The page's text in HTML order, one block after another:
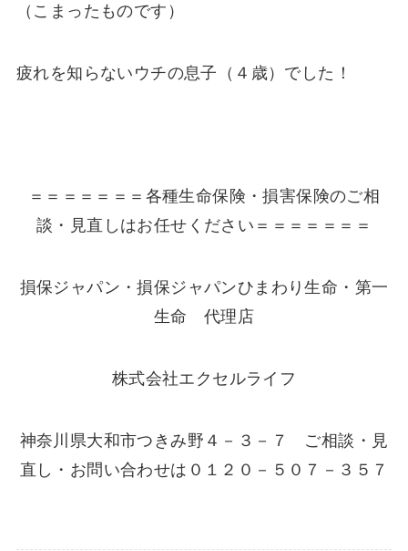
（こまったものです）
疲れを知らないウチの息子（４歳）でした！
＝＝＝＝＝＝＝各種生命保険・損害保険のご相
談・見直しはお任せください＝＝＝＝＝＝＝
損保ジャパン・損保ジャパンひまわり生命・第一
生命 代理店
株式会社エクセルライフ
神奈川県大和市つきみ野４－３－７ ご相談・見
直し・お問い合わせは０１２０－５０７－３５７